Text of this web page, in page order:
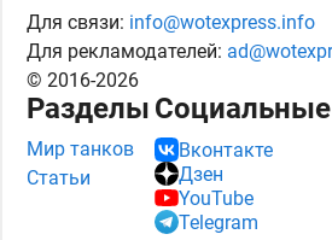
Для связи: info@wotexpress.info
Для рекламодателей:
© 2016-2026
Разделы
Мир танков
Статьи
Социальные
Вконтакте
Дзен
YouTube
Telegram